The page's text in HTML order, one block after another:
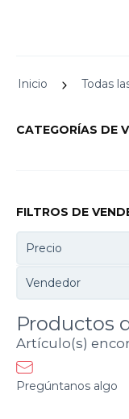
Inicio Todas
CATEGORÍAS DE
FILTROS DE
Precio
Vendedor
Productos
Artículo(s)
Pregúntanos algo